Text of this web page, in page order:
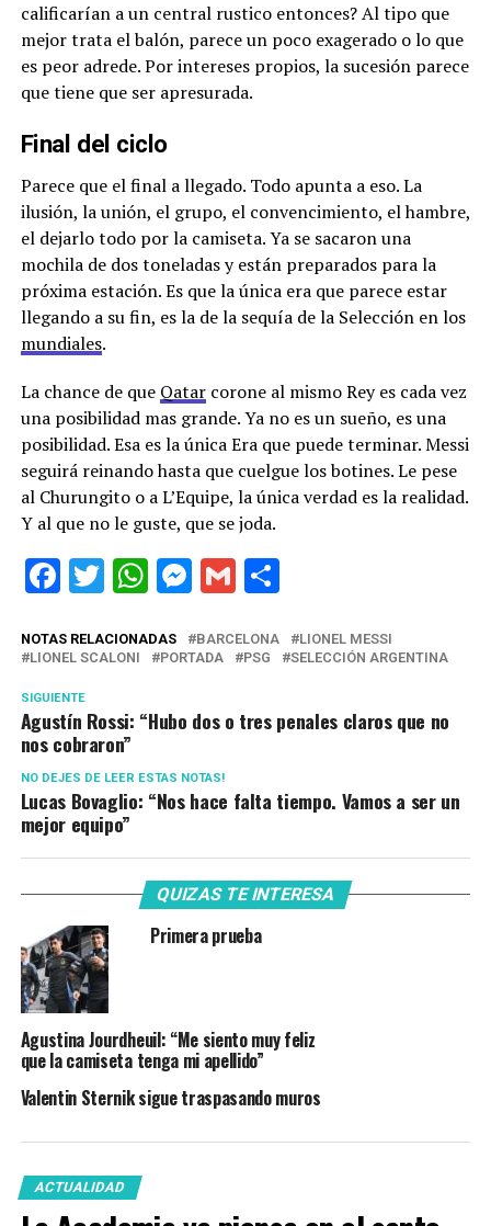
calificarían a un central rustico entonces? Al tipo que
mejor trata el balón, parece un poco exagerado o lo que
es peor adrede. Por intereses propios, la sucesión parece
que tiene que ser apresurada.
Final del ciclo
Parece que el final a llegado. Todo apunta a eso. La
ilusión, la unión, el grupo, el convencimiento, el hambre,
el dejarlo todo por la camiseta. Ya se sacaron una
mochila de dos toneladas y están preparados para la
próxima estación. Es que la única era que parece estar
llegando a su fin, es la de la sequía de la Selección en los
mundiales.
La chance de que Qatarcorone al mismo Rey es cada vez
una posibilidad mas grande. Ya no es un sueño, es una
posibilidad. Esa es la única Era que puede terminar. Messi
seguirá reinando hasta que cuelgue los botines. Le pese
al Churungito o a L’Equipe, la única verdad es la realidad.
Y al que no le guste, que se joda.
Facebook
Twitter
WhatsApp
Messenger
GmailShare
NOTAS RELACIONADAS BARCELONA
LIONEL MESSI
LIONEL SCALONI
PORTADA PSG SELECCIÓN ARGENTINA
SIGUIENTE
Agustín Rossi: “Hubo dos o tres penales claros que no
nos cobraron”
NO DEJES DE LEER ESTAS NOTAS!
Lucas Bovaglio: “Nos hace falta tiempo. Vamos a ser un
mejor equipo”
QUIZAS TE INTERESA
Primera prueba
Agustina Jourdheuil: “Me siento muy feliz
que la camiseta tenga mi apellido”
Valentin Sternik sigue traspasando muros
ACTUALIDAD